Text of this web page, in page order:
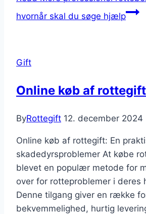
hvornår skal du søge hjælp
Gift
Online køb af
ByRottegift 12. december 2024
Online køb af rottegift: En
skadedyrsproblemer At købe
blevet en populær metode for
over for rotteproblemer i deres
Denne tilgang giver en række
bekvemmelighed, hurtig